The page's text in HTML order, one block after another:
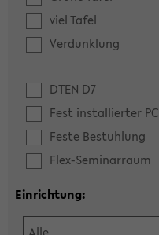
viel Tafel
Verdunklung
DTEN D7
Fest installierter PC
Feste Bestuhlung
Flex-Seminarraum
Einrichtung: